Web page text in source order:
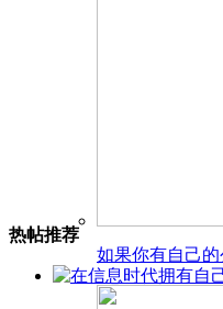
如果你有自己
热帖推荐